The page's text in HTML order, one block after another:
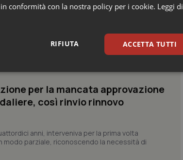
per la mancata approvazione
così rinvio rinnovo
anni, interveniva per la prima volta
parziale, riconoscendo la necessità di
conformità con la nostra policy per i cookie. Leggi di
ACCETTA TUTTI
RIFIUTA
Statistici Marketing
Statistici Marketing